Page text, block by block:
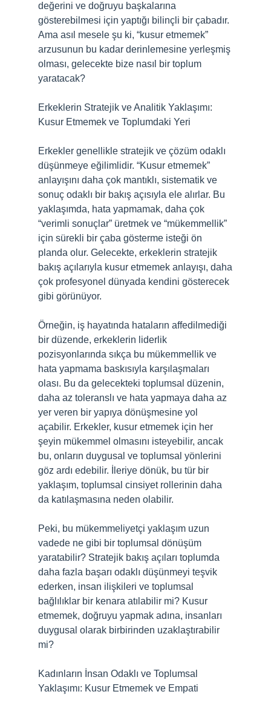
değerini ve doğruyu başkalarına
gösterebilmesi için yaptığı bilinçli bir çabadır.
Ama asıl mesele şu ki, “kusur etmemek”
arzusunun bu kadar derinlemesine yerleşmiş
olması, gelecekte bize nasıl bir toplum
yaratacak?
Erkeklerin Stratejik ve Analitik Yaklaşımı:
Kusur Etmemek ve Toplumdaki Yeri
Erkekler genellikle stratejik ve çözüm odaklı
düşünmeye eğilimlidir. “Kusur etmemek”
anlayışını daha çok mantıklı, sistematik ve
sonuç odaklı bir bakış açısıyla ele alırlar. Bu
yaklaşımda, hata yapmamak, daha çok
“verimli sonuçlar” üretmek ve “mükemmellik”
için sürekli bir çaba gösterme isteği ön
planda olur. Gelecekte, erkeklerin stratejik
bakış açılarıyla kusur etmemek anlayışı, daha
çok profesyonel dünyada kendini gösterecek
gibi görünüyor.
Örneğin, iş hayatında hataların affedilmediği
bir düzende, erkeklerin liderlik
pozisyonlarında sıkça bu mükemmellik ve
hata yapmama baskısıyla karşılaşmaları
olası. Bu da gelecekteki toplumsal düzenin,
daha az toleranslı ve hata yapmaya daha az
yer veren bir yapıya dönüşmesine yol
açabilir. Erkekler, kusur etmemek için her
şeyin mükemmel olmasını isteyebilir, ancak
bu, onların duygusal ve toplumsal yönlerini
göz ardı edebilir. İleriye dönük, bu tür bir
yaklaşım, toplumsal cinsiyet rollerinin daha
da katılaşmasına neden olabilir.
Peki, bu mükemmeliyetçi yaklaşım uzun
vadede ne gibi bir toplumsal dönüşüm
yaratabilir? Stratejik bakış açıları toplumda
daha fazla başarı odaklı düşünmeyi teşvik
ederken, insan ilişkileri ve toplumsal
bağlılıklar bir kenara atılabilir mi? Kusur
etmemek, doğruyu yapmak adına, insanları
duygusal olarak birbirinden uzaklaştırabilir
mi?
Kadınların İnsan Odaklı ve Toplumsal
Yaklaşımı: Kusur Etmemek ve Empati